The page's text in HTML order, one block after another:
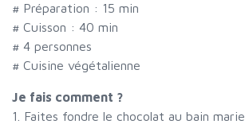
# Préparation : 15 min
# Cuisson : 40 min
# 4 personnes
# Cuisine végétalienne
Je fais comment ?
1. Faites fondre le chocolat au bain marie.